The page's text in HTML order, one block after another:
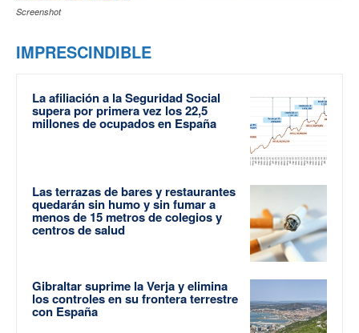
Screenshot
IMPRESCINDIBLE
La afiliación a la Seguridad Social
supera por primera vez los 22,5
millones de ocupados en España
Las terrazas de bares y restaurantes
quedarán sin humo y sin fumar a
menos de 15 metros de colegios y
centros de salud
Gibraltar suprime la Verja y elimina
los controles en su frontera terrestre
con España